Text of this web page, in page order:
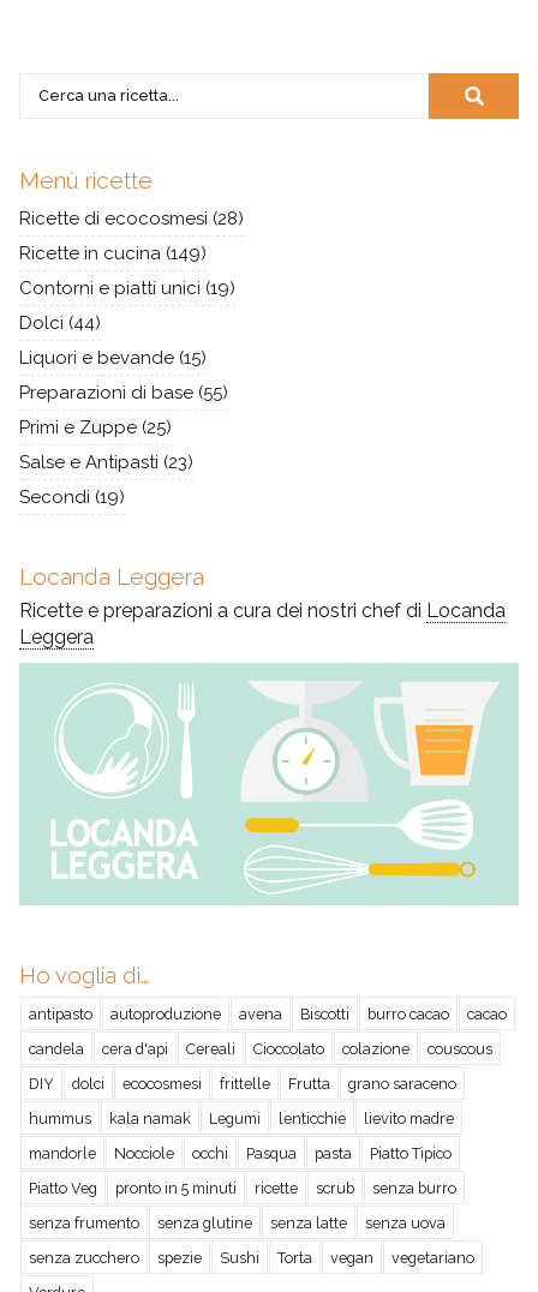
Menù ricette
Ricette di ecocosmesi (28)
Ricette in cucina (149)
Contorni e piatti unici (19)
Dolci (44)
Liquori e bevande (15)
Preparazioni di base (55)
Primi e Zuppe (25)
Salse e Antipasti (23)
Secondi (19)
Locanda Leggera
Ricette e preparazioni a cura dei nostri chef di Locanda
Leggera
Ho voglia di…
antipasto autoproduzione avena Biscotti burro cacao
cacao
candela
cera d'api Cereali Cioccolato colazione
couscous
DIY
dolci ecocosmesi frittelle Frutta
grano saraceno
hummus
kala namak Legumi lenticchie
lievito madre
mandorle
Nocciole occhi Pasqua pasta
Piatto Tipico
Piatto Veg
pronto in 5 minuti ricette scrub
senza burro
senza frumento
senza glutine senza latte
senza uova
senza zucchero
spezie Sushi Torta vegan
vegetariano